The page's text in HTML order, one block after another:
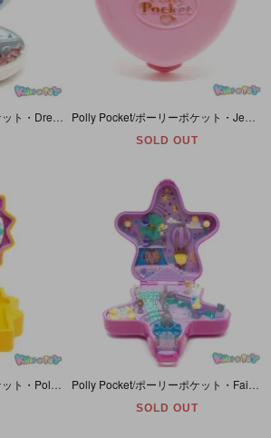
SOLD OUT
SOLD OUT